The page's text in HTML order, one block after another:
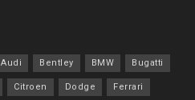
Audi Bentley BMW Bugatti
Citroen Dodge Ferrari